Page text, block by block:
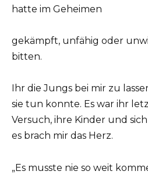
hatte im Geheimen
gekämpft, unfähig oder
bitten.
Ihr die Jungs bei mir zu
sie tun konnte. Es war ihr
Versuch, ihre Kinder und
es brach mir das Herz.
„Es musste nie so weit